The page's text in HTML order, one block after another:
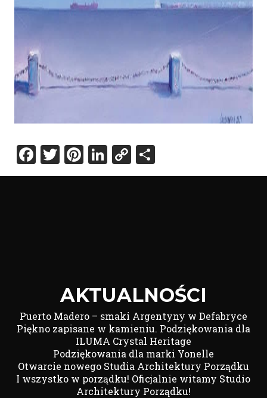
Facebook
Twitter
Pinterest
LinkedIn
Copy
Link
Share
AKTUALNOŚCI
Puerto Madero – smaki Argentyny w Defabryce
Piękno zapisane w kamieniu. Podziękowania dla
ILUMA Crystal Heritage
Podziękowania dla marki Yonelle
Otwarcie nowego Studia Architektury Porządku
I wszystko w porządku! Oficjalnie witamy Studio
Architektury Porządku!